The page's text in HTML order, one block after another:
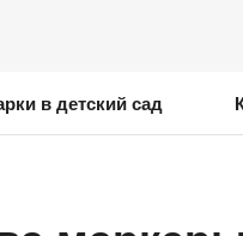
в детский сад